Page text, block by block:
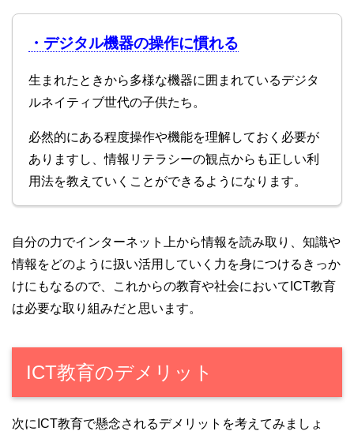
・デジタル機器の操作に慣れる
生まれたときから多様な機器に囲まれているデジタ
ルネイティブ世代の子供たち。
必然的にある程度操作や機能を理解しておく必要が
ありますし、情報リテラシーの観点からも正しい利
用法を教えていくことができるようになります。
自分の力でインターネット上から情報を読み取り、知識や
情報をどのように扱い活用していく力を身につけるきっか
けにもなるので、これからの教育や社会においてICT教育
は必要な取り組みだと思います。
ICT教育のデメリット
次にICT教育で懸念されるデメリットを考えてみましょ